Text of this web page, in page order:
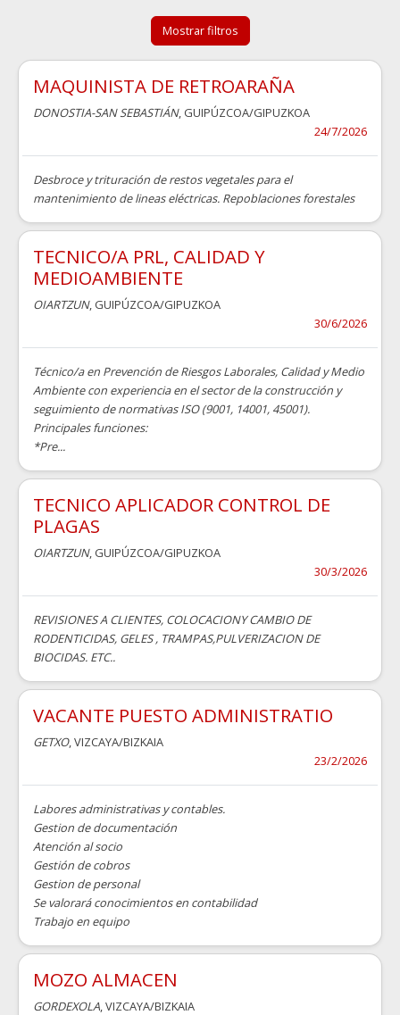
Mostrar filtros
MAQUINISTA DE RETROARAÑA
DONOSTIA-SAN SEBASTIÁN, GUIPÚZCOA/GIPUZKOA
24/7/2026
Desbroce y trituración de restos vegetales para el
mantenimiento de lineas eléctricas. Repoblaciones forestales
TECNICO/A PRL, CALIDAD Y
MEDIOAMBIENTE
OIARTZUN, GUIPÚZCOA/GIPUZKOA
30/6/2026
Técnico/a en Prevención de Riesgos Laborales, Calidad y Medio
Ambiente con experiencia en el sector de la construcción y
seguimiento de normativas ISO (9001, 14001, 45001).
Principales funciones:
*Pre...
TECNICO APLICADOR CONTROL DE
PLAGAS
OIARTZUN, GUIPÚZCOA/GIPUZKOA
30/3/2026
REVISIONES A CLIENTES, COLOCACIONY CAMBIO DE
RODENTICIDAS, GELES , TRAMPAS,PULVERIZACION DE
BIOCIDAS. ETC..
VACANTE PUESTO ADMINISTRATIO
GETXO, VIZCAYA/BIZKAIA
23/2/2026
Labores administrativas y contables.
Gestion de documentación
Atención al socio
Gestión de cobros
Gestion de personal
Se valorará conocimientos en contabilidad
Trabajo en equipo
MOZO ALMACEN
GORDEXOLA, VIZCAYA/BIZKAIA